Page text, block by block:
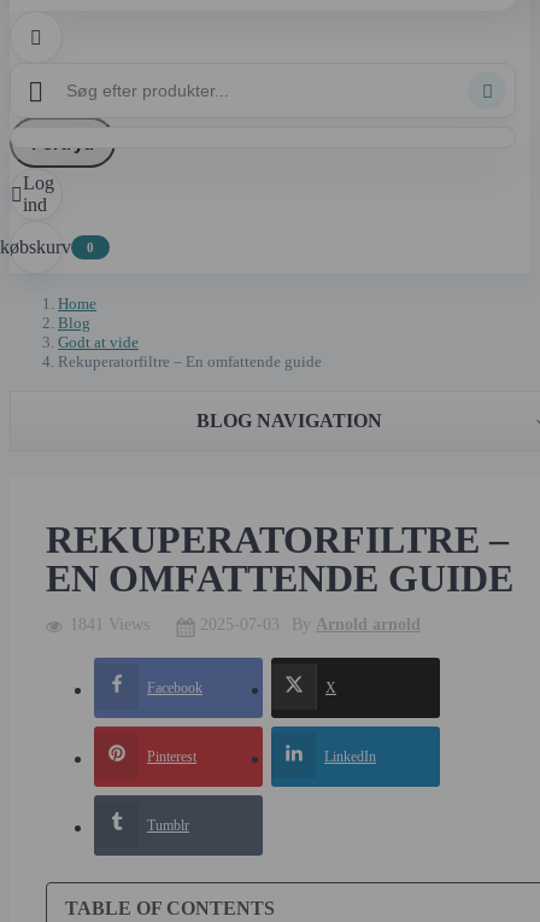

 

Log
ind
0
Home
Blog
Godt at vide
Rekuperatorfiltre – En omfattende guide
BLOG NAVIGATION
REKUPERATORFILTRE –
EN OMFATTENDE GUIDE
1841 Views 2025-07-03 By Arnold arnold
Facebook X
Pinterest LinkedIn
Tumblr
TABLE OF CONTENTS